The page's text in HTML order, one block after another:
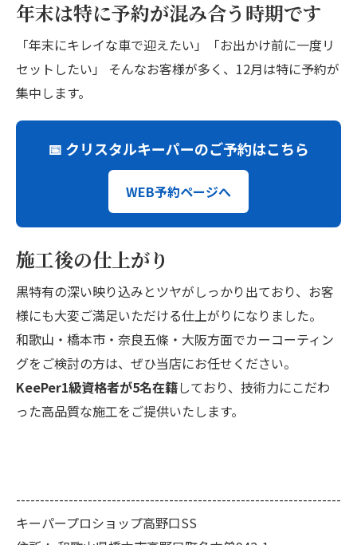
年末は特に予約が混み合う時期です
「年末にキレイな車で迎えたい」「お出かけ前に一度リ
セットしたい」 そんなお客様が多く、12月は特に予約が
集中します。
📅 クリスタルキーパーのご予約はこちら
WEB予約ページへ
施工後の仕上がり
黒特有の深い映り込みとツヤがしっかり出ており、お客
様にも大変ご満足いただける仕上がりになりました。
和歌山・橋本市・奈良五條・大阪方面でカーコーティン
グをご検討の方は、ぜひ当店にお任せください。
KeePer1級資格者が5名在籍しており、技術力にこだわ
った高品質な施工をご提供いたします。
--------------------------------------------------------------------
キーパープロショップ高野口SS